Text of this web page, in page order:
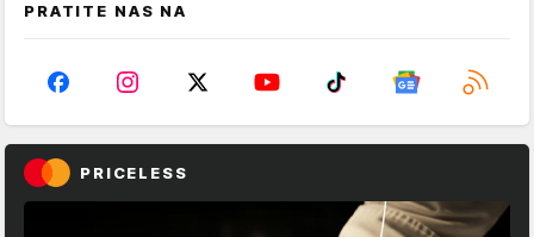
PRATITE NAS NA
PRICELESS